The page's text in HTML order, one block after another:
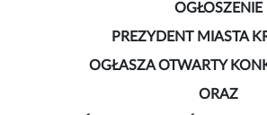
OGŁOSZENIE
PREZYDENT MIASTA
OGŁASZA OTWARTY
ORAZ